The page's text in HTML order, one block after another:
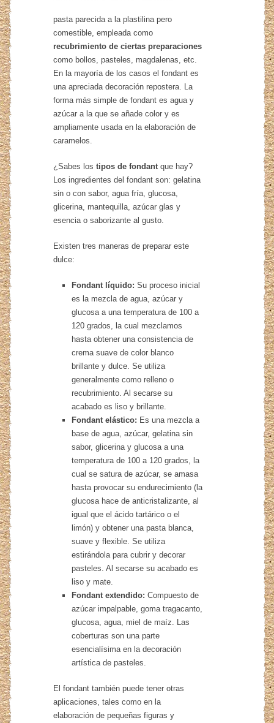
pasta parecida a la plastilina pero
comestible, empleada como
recubrimiento de ciertas preparaciones
como bollos, pasteles, magdalenas, etc.
En la mayoría de los casos el fondant es
una apreciada decoración repostera. La
forma más simple de fondant es agua y
azúcar a la que se añade color y es
ampliamente usada en la elaboración de
caramelos.
¿Sabes lostipos de fondant que hay?
Los ingredientes del fondant son: gelatina
sin o con sabor, agua fría, glucosa,
glicerina, mantequilla, azúcar glas y
esencia o saborizante al gusto.
Existen tres maneras de preparar este
dulce:
Fondant líquido: Su proceso inicial
es la mezcla de agua, azúcar y
glucosa a una temperatura de 100 a
120 grados, la cual mezclamos
hasta obtener una consistencia de
crema suave de color blanco
brillante y dulce. Se utiliza
generalmente como relleno o
recubrimiento. Al secarse su
acabado es liso y brillante.
Fondant elástico: Es una mezcla a
base de agua, azúcar, gelatina sin
sabor, glicerina y glucosa a una
temperatura de 100 a 120 grados, la
cual se satura de azúcar, se amasa
hasta provocar su endurecimiento (la
glucosa hace de anticristalizante, al
igual que el ácido tartárico o el
limón) y obtener una pasta blanca,
suave y flexible. Se utiliza
estirándola para cubrir y decorar
pasteles. Al secarse su acabado es
liso y mate.
Fondant extendido: Compuesto de
azúcar impalpable, goma tragacanto,
glucosa, agua, miel de maíz. Las
coberturas son una parte
esencialísima en la decoración
artística de pasteles.
El fondant también puede tener otras
aplicaciones, tales como en la
elaboración de pequeñas figuras y